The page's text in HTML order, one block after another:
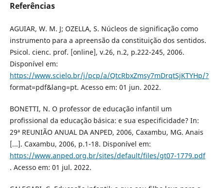
Referências
AGUIAR, W. M. J; OZELLA, S. Núcleos de significação como
instrumento para a apreensão da constituição dos sentidos.
Psicol. cienc. prof. [online], v.26, n.2, p.222-245, 2006.
Disponível em:
https://www.scielo.br/j/pcp/a/QtcRbxZmsy7mDrqtSjKTYHp/?
format=pdf&lang=pt. Acesso em: 01 jun. 2022.
BONETTI, N. O professor de educação infantil um
profissional da educação básica: e sua especificidade? In:
29ª REUNIÃO ANUAL DA ANPED, 2006, Caxambu, MG. Anais
[...]. Caxambu, 2006, p.1-18. Disponível em:
https://www.anped.org.br/sites/default/files/gt07-1779.pdf
. Acesso em: 01 jul. 2022.